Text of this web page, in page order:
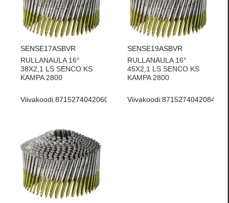
SENSE17ASBVR
RULLANAULA 16°
38X2,1 LS SENCO KS
KAMPA 2800
Viivakoodi:8715274042060
SENSE19ASBVR
RULLANAULA 16°
45X2,1 LS SENCO KS
KAMPA 2800
Viivakoodi:8715274042084